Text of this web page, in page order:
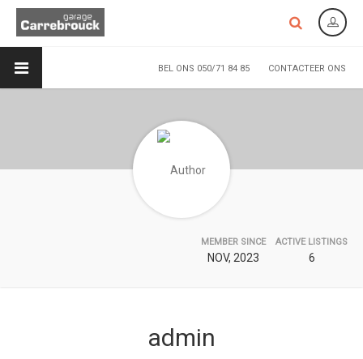
BEL ONS 050/71 84 85 CONTACTEER ONS
MEMBER SINCE
NOV, 2023
ACTIVE LISTINGS
6
admin